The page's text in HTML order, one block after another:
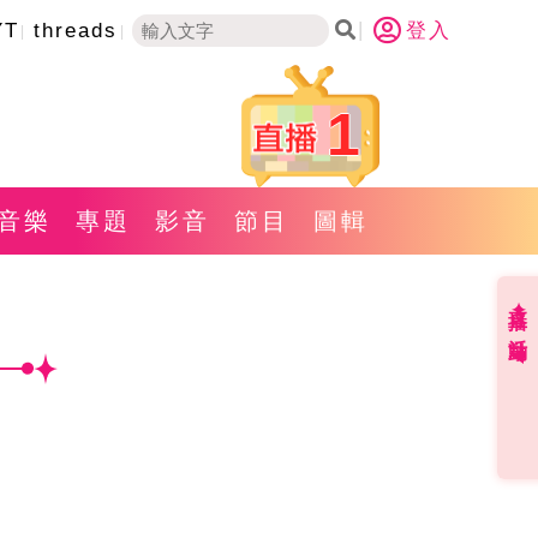
threads 登入
1
樂 專題 影音 節目 圖輯
直播✦活動